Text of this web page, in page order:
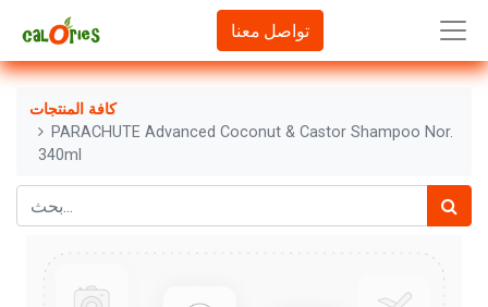
تواصل معنا
كافة المنتجات
PARACHUTE Advanced Coconut & Castor Shampoo Nor.
340ml